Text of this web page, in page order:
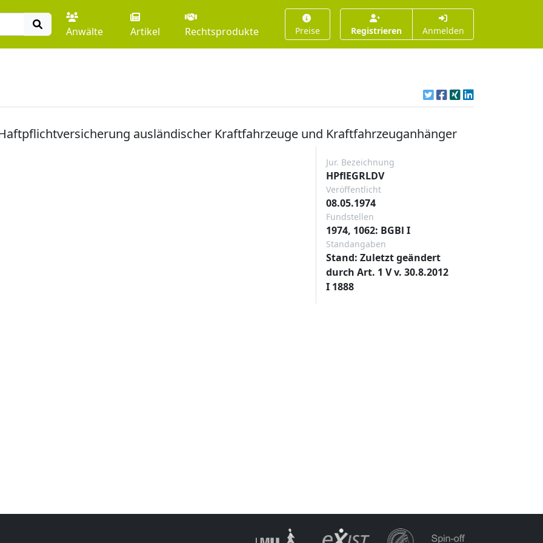
Anwälte Artikel Rechtsprodukte Preise Registrieren Anmelden
ausländischer Kraftfahrzeuge und Kraftfahrzeuganhänger
Jur. Bezeichnung
HPflEGRLDV
Veröffentlicht
08.05.1974
Fundstellen
1974, 1062: BGBl I
Standangaben
Stand: Zuletzt geändert
durch Art. 1 V v. 30.8.2012
I 1888